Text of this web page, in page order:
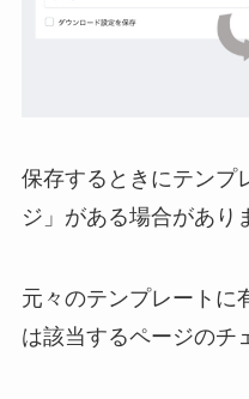
保存するときにテンプ
ジ」がある場合があり
元々のテンプレートに
は該当するページのチ